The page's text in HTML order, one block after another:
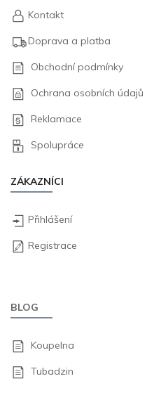
Kontakt
Doprava a platba
Obchodní podmínky
Ochrana osobních údajů
Reklamace
Spolupráce
ZÁKAZNÍCI
Přihlášení
Registrace
BLOG
Koupelna
Tubadzin